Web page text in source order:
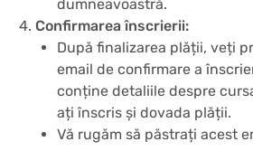
dumneavoastră.
Confirmarea înscrierii:
După finalizarea plății, veți
email de confirmare a
conține detaliile despre
ați înscris și dovada plății.
Vă rugăm să păstrați acest